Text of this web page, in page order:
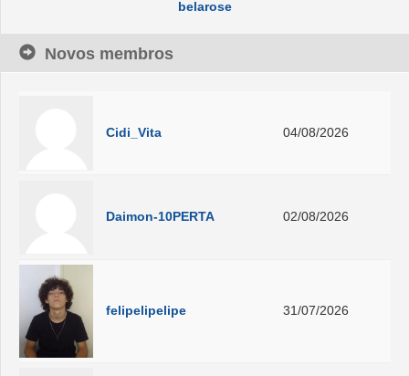
belarose
Novos membros
Cidi_Vita 04/08/2026
Daimon-10PERTA 02/08/2026
felipelipelipe 31/07/2026